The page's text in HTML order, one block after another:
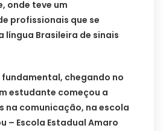
onde teve um
profissionais que se
língua Brasileira de sinais
chegando no
estudante começou a
na comunicação, na escola
– Escola Estadual Amaro